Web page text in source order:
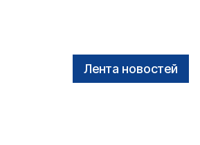
Лента новостей